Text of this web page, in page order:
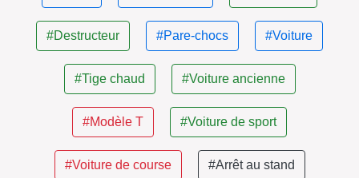
#Destructeur #Pare-chocs #Voiture
#Tige chaud #Voiture ancienne
#Modèle T #Voiture de sport
#Voiture de course #Arrêt au stand